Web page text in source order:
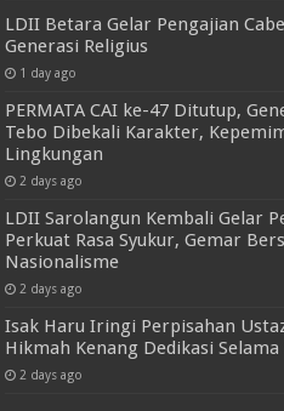
LDII Betara Gelar Pengajian
Generasi Religius
1 day ago
PERMATA CAI ke-47 Ditutup,
Tebo Dibekali Karakter,
Lingkungan
2 days ago
LDII Sarolangun Kembali Gelar
Perkuat Rasa Syukur, Gemar
Nasionalisme
2 days ago
Isak Haru Iringi Perpisahan
Hikmah Kenang Dedikasi Selama
2 days ago